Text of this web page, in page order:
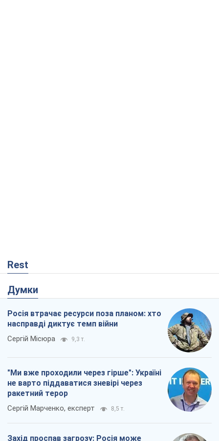
Rest
Думки
Росія втрачає ресурси поза планом: хто
насправді диктує темп війни
Сергій Місюра 9,3 т.
"Ми вже проходили через гірше": Україні
не варто піддаватися зневірі через
ракетний терор
Сергій Марченко, експерт 8,5 т.
Захід проспав загрозу: Росія може